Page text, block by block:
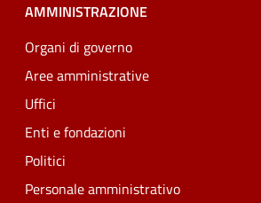
AMMINISTRAZIONE
Organi di governo
Aree amministrative
Uffici
Enti e fondazioni
Politici
Personale amministrativo